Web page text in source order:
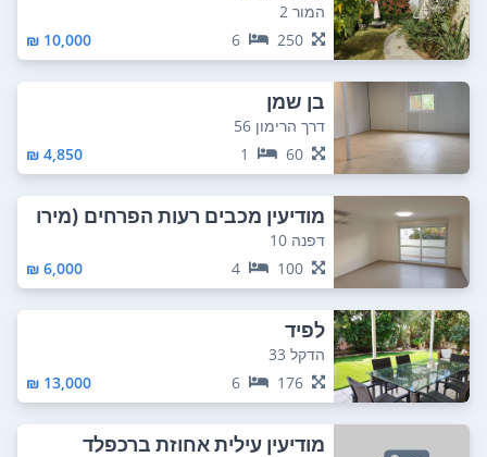
המור 2
250
6
10,000 ₪
בן שמן
דרך הרימון 56
60
1
4,850 ₪
מודיעין מכבים רעות הפרחים (מירו
מי)
דפנה 10
100
4
6,000 ₪
לפיד
הדקל 33
176
6
13,000 ₪
מודיעין עילית אחוזת ברכפלד